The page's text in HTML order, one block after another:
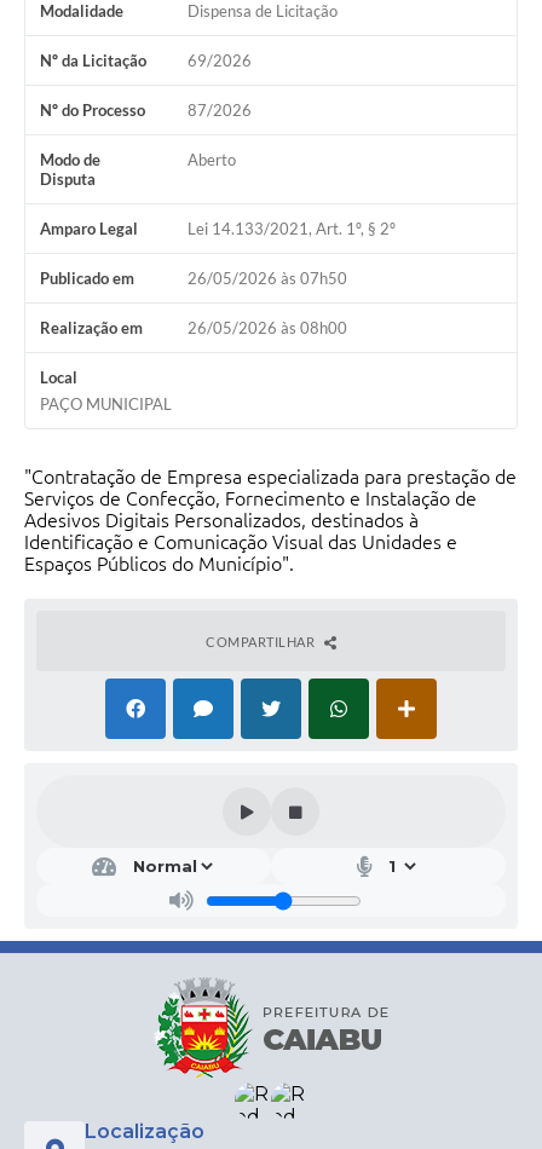
Modalidade Dispensa de Licitação
Nº da Licitação 69/2026
Nº do Processo 87/2026
Modo de
Disputa
Aberto
Amparo Legal Lei 14.133/2021, Art. 1º, § 2º
Publicado em 26/05/2026 às 07h50
Realização em 26/05/2026 às 08h00
Local
PAÇO MUNICIPAL
"Contratação de Empresa especializada para prestação de
Serviços de Confecção, Fornecimento e Instalação de
Adesivos Digitais Personalizados, destinados à
Identificação e Comunicação Visual das Unidades e
Espaços Públicos do Município".
COMPARTILHAR
Localização